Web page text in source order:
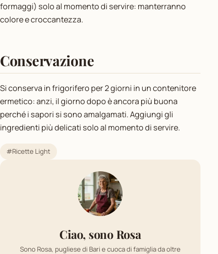
formaggi) solo al momento di servire: manterranno
colore e croccantezza.
Conservazione
Si conserva in frigorifero per 2 giorni in un contenitore
ermetico: anzi, il giorno dopo è ancora più buona
perché i sapori si sono amalgamati. Aggiungi gli
ingredienti più delicati solo al momento di servire.
#Ricette Light
Ciao, sono Rosa
Sono Rosa, pugliese di Bari e cuoca di famiglia da oltre